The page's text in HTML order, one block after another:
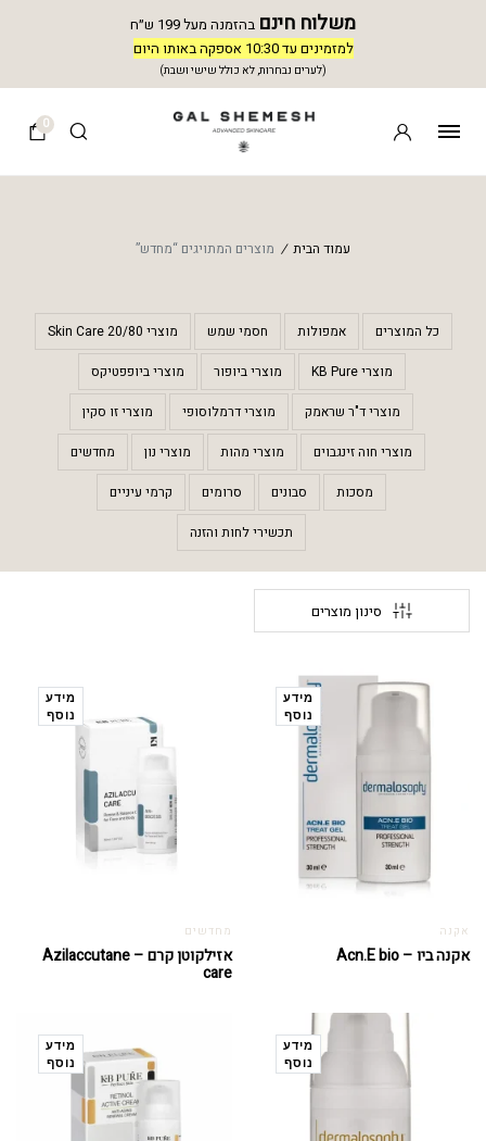
משלוח חינם בהזמנה מעל 199 ש״ח
למזמינים עד 10:30 אספקה באותו היום
(לערים נבחרות, לא כולל שישי ושבת)
0
עמוד הבית / מוצרים המתויגים “מחדש”
כל המוצרים אמפולות חסמי שמש מוצרי 20/80 Skin Care
מוצרי KB Pure מוצרי ביופור מוצרי ביופפטיקס
מוצרי ד"ר שראמק מוצרי דרמלוסופי מוצרי זו סקין
מוצרי חוה זינגבוים מוצרי מהות מוצרי נון מחדשים
מסכות סבונים סרומים קרמי עיניים
תכשירי לחות והזנה
סינון מוצרים
מידע
נוסף
אקנה
אקנה ביו – Acn.E bio
מידע
נוסף
מחדשים
אזילקוטן קרם – Azilaccutane
care
מידע
נוסף
מידע
נוסף